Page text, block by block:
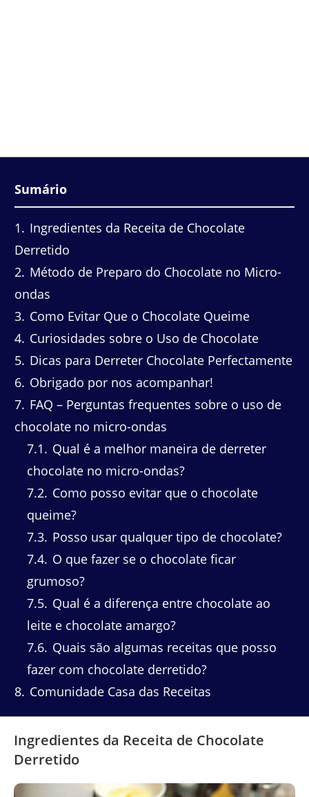
Sumário
1
Ingredientes da Receita de Chocolate
Derretido
2 Método de Preparo do Chocolate no Micro-
ondas
3 Como Evitar Que o Chocolate Queime
4 Curiosidades sobre o Uso de Chocolate
5 Dicas para Derreter Chocolate Perfectamente
6 Obrigado por nos acompanhar!
7 FAQ – Perguntas frequentes sobre o uso de
chocolate no micro-ondas
7.1
Qual é a melhor maneira de derreter
chocolate no micro-ondas?
7.2 Como posso evitar que o chocolate
queime?
7.3 Posso usar qualquer tipo de chocolate?
7.4 O que fazer se o chocolate ficar
grumoso?
7.5 Qual é a diferença entre chocolate ao
leite e chocolate amargo?
7.6 Quais são algumas receitas que posso
fazer com chocolate derretido?
8 Comunidade Casa das Receitas
Ingredientes da Receita de Chocolate
Derretido